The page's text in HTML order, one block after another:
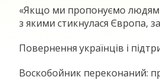
«Якщо ми пропонуємо людям
з якими стикнулася Європа,
Повернення українців і
Воскобойник переконаний: